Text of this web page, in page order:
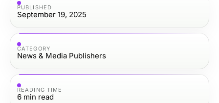
PUBLISHED
September 19, 2025
CATEGORY
News & Media Publishers
READING TIME
6 min read